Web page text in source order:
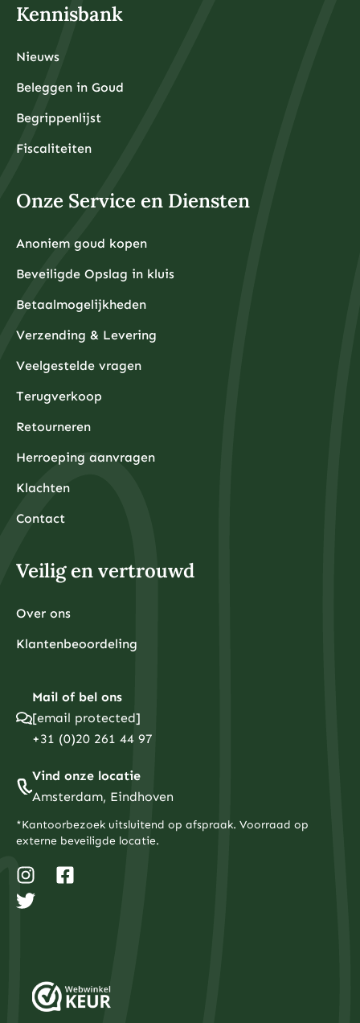
Kennisbank
Nieuws
Beleggen in Goud
Begrippenlijst
Fiscaliteiten
Onze Service en Diensten
Anoniem goud kopen
Beveiligde Opslag in kluis
Betaalmogelijkheden
Verzending & Levering
Veelgestelde vragen
Terugverkoop
Retourneren
Herroeping aanvragen
Klachten
Contact
Veilig en vertrouwd
Over ons
Klantenbeoordeling
Mail of bel ons
[email protected]
+31 (0)20 261 44 97
Vind onze locatie
Amsterdam, Eindhoven
*Kantoorbezoek uitsluitend op afspraak. Voorraad op
externe beveiligde locatie.
n
s
t
a
m
a
k
-
w
i
t